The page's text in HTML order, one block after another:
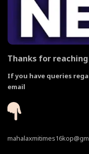
Thanks for
If you have queries
email